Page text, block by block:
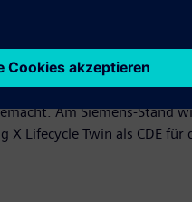
Video erfahren. Dabei
eigener Plug-Ins
Bauwerksdaten ins
Am Siemens-Stand
Lifecycle Twin als CDE für